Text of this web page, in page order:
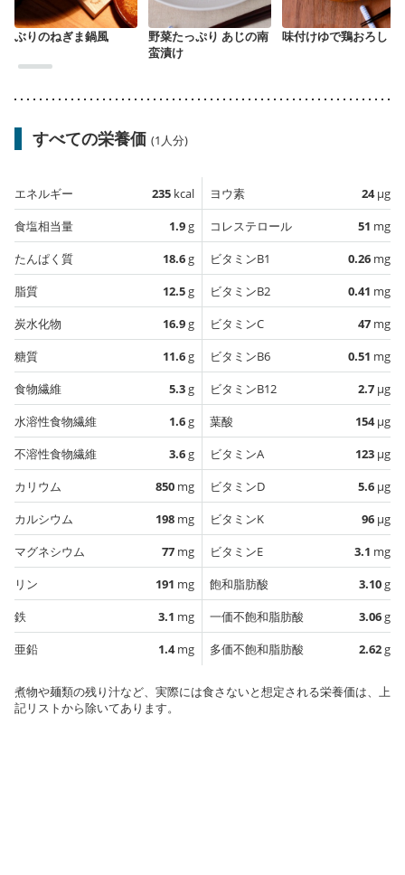
ぶりのねぎま鍋風
野菜たっぷり あじの南
蛮漬け
味付けゆで鶏おろし
すべての栄養価 (1人分)
エネルギー 235 kcal
食塩相当量
1.9g
たんぱく質
18.6g
脂質
12.5g
炭水化物
16.9g
糖質
11.6g
食物繊維
5.3g
水溶性食物繊維
1.6g
不溶性食物繊維
3.6g
カリウム
850 mg
カルシウム
198 mg
マグネシウム
77 mg
リン
191 mg
鉄
3.1 mg
亜鉛
1.4mg
ヨウ素 24µg
コレステロール
51 mg
ビタミンB1
0.26 mg
ビタミンB2
0.41 mg
ビタミンC
47 mg
ビタミンB6
0.51 mg
ビタミンB12
2.7 µg
葉酸
154µg
ビタミンA
123 µg
ビタミンD
5.6 µg
ビタミンK
96 µg
ビタミンE
3.1 mg
飽和脂肪酸
3.10g
一価不飽和脂肪酸
3.06g
多価不飽和脂肪酸
2.62g
煮物や麺類の残り汁など、実際には食さないと想定される栄養価は、上
記リストから除いてあります。